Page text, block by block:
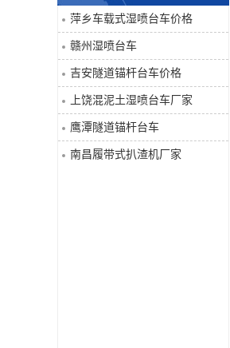
单臂凿岩台车系列
大坡度用履带扒渣机≤32度
隧道锚杆台车
混泥土湿喷台车
萍乡车载式湿喷台车价格
赣州湿喷台车
吉安隧道锚杆台车价格
上饶混泥土湿喷台车厂家
鹰潭隧道锚杆台车
南昌履带式扒渣机厂家